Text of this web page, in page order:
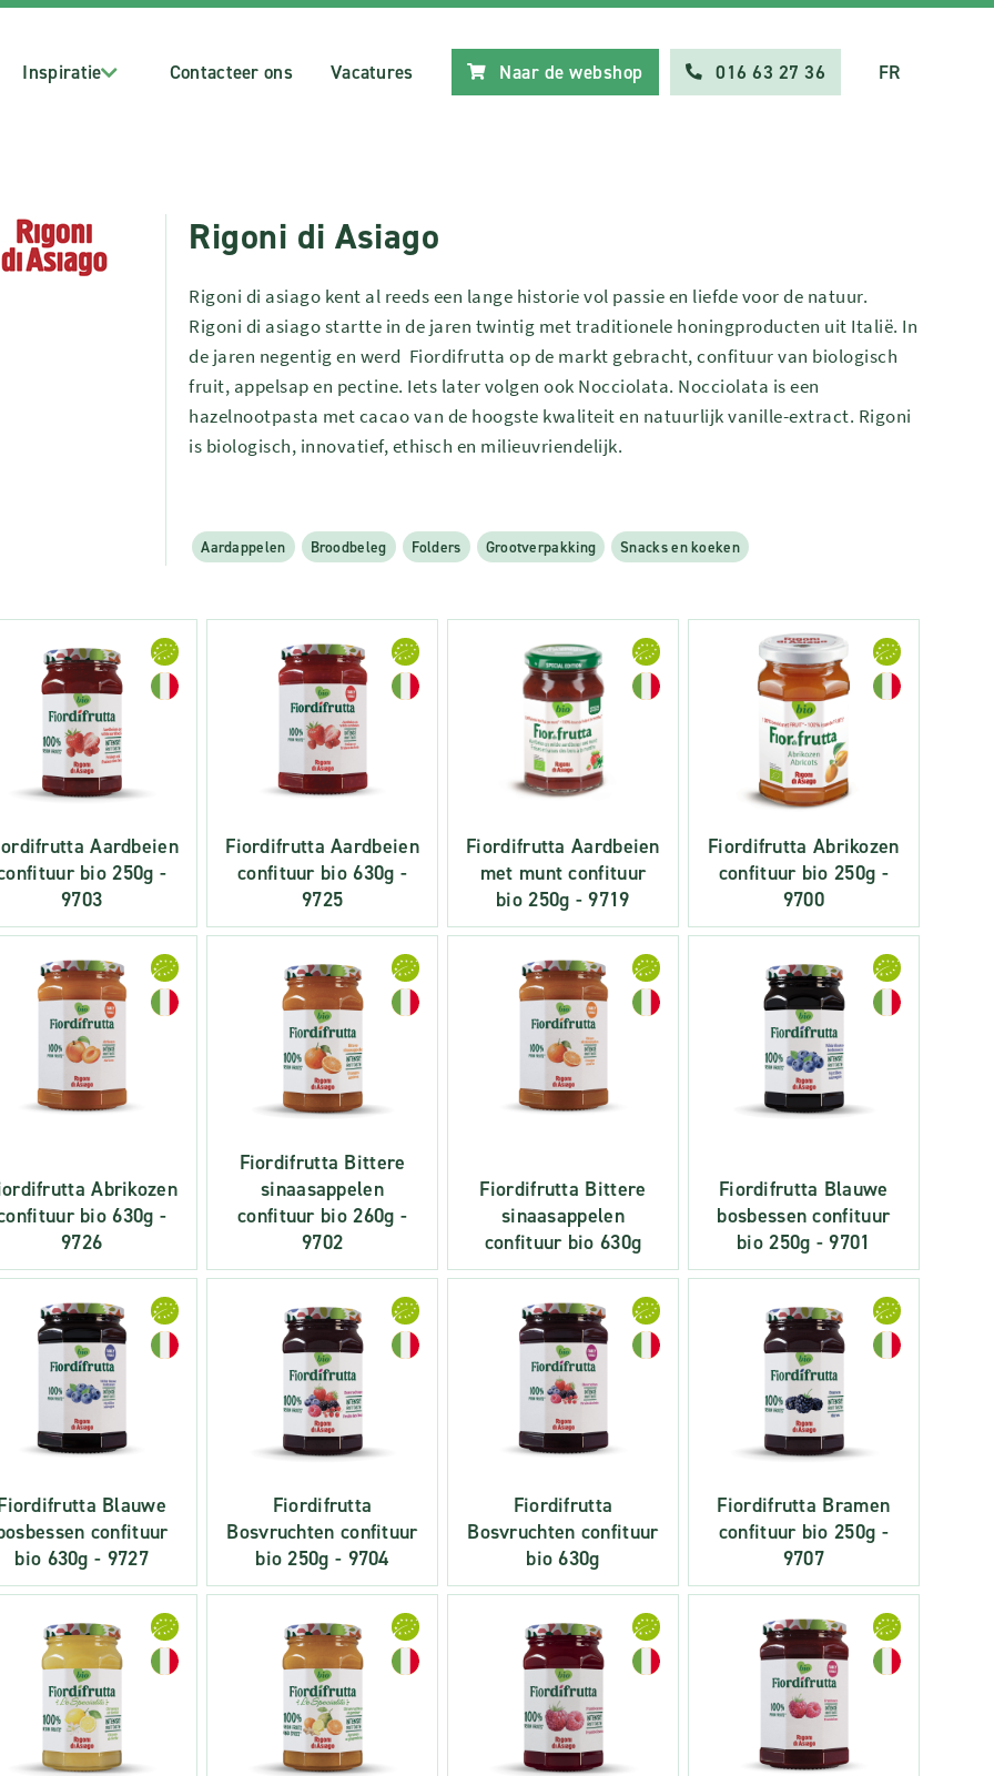
Inspiratie Contacteer ons Vacatures Naar de webshop 016 63 27 36 FR
Rigoni di Asiago
Rigoni di asiago kent al reeds een lange historie vol passie en liefde voor de natuur.
Rigoni di asiago startte in de jaren twintig met traditionele honingproducten uit Italië. In
de jaren negentig en werd Fiordifrutta op de markt gebracht, confituur van biologisch
fruit, appelsap en pectine. Iets later volgen ook Nocciolata. Nocciolata is een
hazelnootpasta met cacao van de hoogste kwaliteit en natuurlijk vanille-extract. Rigoni
is biologisch, innovatief, ethisch en milieuvriendelijk.
Aardappelen Broodbeleg Folders Grootverpakking Snacks en koeken
Aardbeien
bio 250g -
9703
Fiordifrutta Aardbeien
confituur bio 630g -
9725
Fiordifrutta Aardbeien
met munt confituur
bio 250g - 9719
Fiordifrutta Abrikozen
confituur bio 250g -
9700
Abrikozen
bio 630g -
9726
Fiordifrutta Bittere
sinaasappelen
confituur bio 260g -
9702
Fiordifrutta Bittere
sinaasappelen
confituur bio 630g
Fiordifrutta Blauwe
bosbessen confituur
bio 250g - 9701
Blauwe
confituur
bio 630g - 9727
Fiordifrutta
Bosvruchten confituur
bio 250g - 9704
Fiordifrutta
Bosvruchten confituur
bio 630g
Fiordifrutta Bramen
confituur bio 250g -
9707